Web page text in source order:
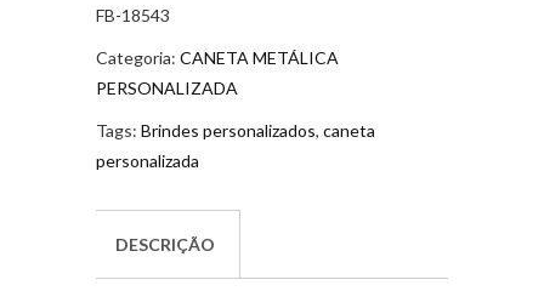
FB-18543
Categoria: CANETA METÁLICA
PERSONALIZADA
Tags: Brindes personalizados, caneta
personalizada
DESCRIÇÃO